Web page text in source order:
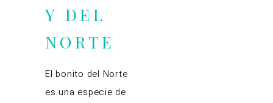
Y DEL
NORTE
El bonito del Norte
es una especie de